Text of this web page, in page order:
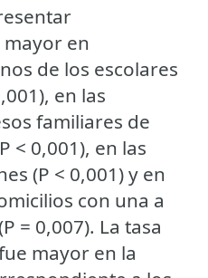
en
de los escolares
en las
familiares de
< 0,001), en las
(P < 0,001) y en
con una a
= 0,007). La tasa
mayor en la